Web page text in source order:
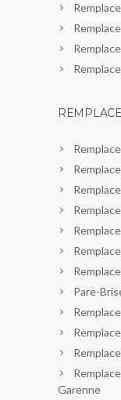
Pare-
Garenne